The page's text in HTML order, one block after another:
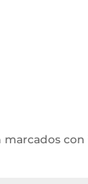
marcados con